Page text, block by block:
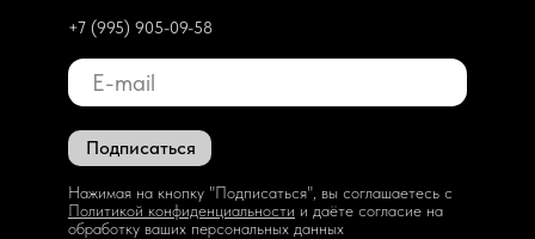
Подписаться
Нажимая на кнопку "Подписаться", вы соглашаетесь с
Политикой конфиденциальности и даёте согласие на
обработку ваших персональных данных
+7 (995) 905-09-58